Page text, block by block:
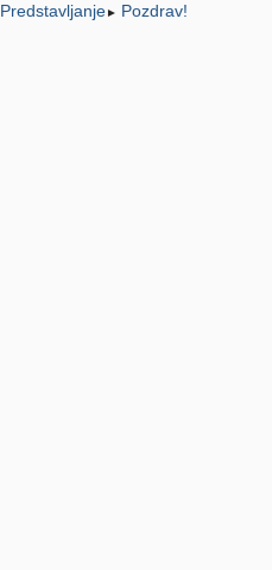
Predstavljanje► Pozdrav!